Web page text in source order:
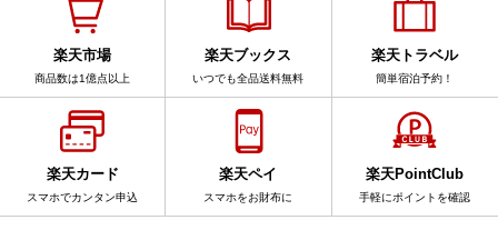
楽天市場
商品数は1億点以上
楽天ブックス
いつでも全品送料無料
楽天トラベル
簡単宿泊予約！
楽天カード
スマホでカンタン申込
楽天ペイ
スマホをお財布に
楽天PointClub
手軽にポイントを確認